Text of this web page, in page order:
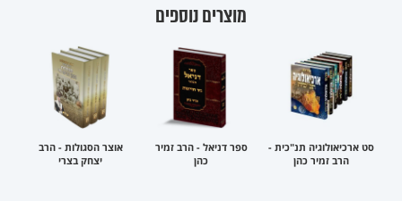
מוצרים נוספים
סט ארכיאולוגיה תנ"כית -
הרב זמיר כהן
ספר דניאל - הרב זמיר
כהן
אוצר הסגולות - הרב
יצחק בצרי